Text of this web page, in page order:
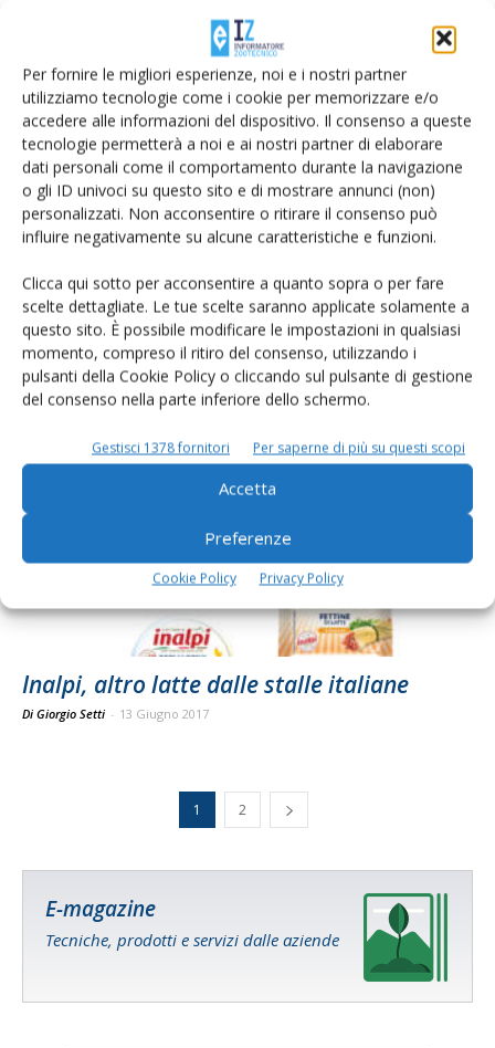
Per fornire le migliori esperienze, noi e i nostri partner
utilizziamo tecnologie come i cookie per memorizzare e/o
accedere alle informazioni del dispositivo. Il consenso a queste
tecnologie permetterà a noi e ai nostri partner di elaborare
dati personali come il comportamento durante la navigazione
o gli ID univoci su questo sito e di mostrare annunci (non)
personalizzati. Non acconsentire o ritirare il consenso può
influire negativamente su alcune caratteristiche e funzioni.
Clicca qui sotto per acconsentire a quanto sopra o per fare
scelte dettagliate. Le tue scelte saranno applicate solamente a
questo sito. È possibile modificare le impostazioni in qualsiasi
momento, compreso il ritiro del consenso, utilizzando i
pulsanti della Cookie Policy o cliccando sul pulsante di gestione
del consenso nella parte inferiore dello schermo.
Gestisci 1378 fornitori Per saperne di più su questi scopi
Accetta
Preferenze
Cookie Policy Privacy Policy
27 Febbraio 2018
Latte, Coldiretti: scatta l’obbligo
dell’etichetta Made in Italy
Di Orlando Fortunato 16 Ottobre 2017
Inalpi, altro latte dalle stalle italiane
Di Giorgio Setti - 13 Giugno 2017
1 2
E-magazine
Tecniche, prodotti e servizi dalle aziende